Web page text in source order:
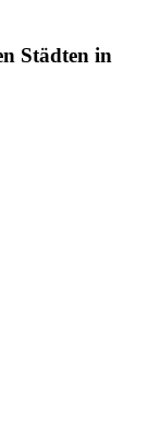
Städten in